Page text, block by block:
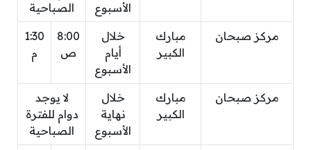
الأسبوع
الصباحية
مركز صبحان
مبارك
الكبير
خلال
أيام
الأسبوع
8:00
ص
1:30
م
مركز صبحان
مبارك
الكبير
خلال
نهاية
الأسبوع
لا يوجد
دوام للفترة
الصباحية